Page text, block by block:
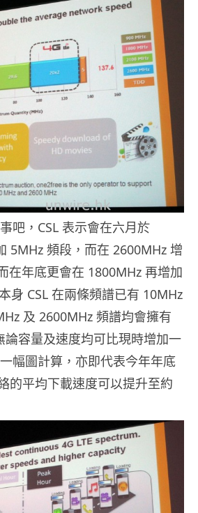
吧，CSL 表示會在六月於
5MHz 頻段，而在 2600MHz 增
在年底更會在 1800MHz 再增加
身 CSL 在兩條頻譜已有 10MHz
及 2600MHz 頻譜均會擁有
論容量及速度均可比現時增加一
幅圖計算，亦即代表今年年底
的平均下載速度可以提升至約